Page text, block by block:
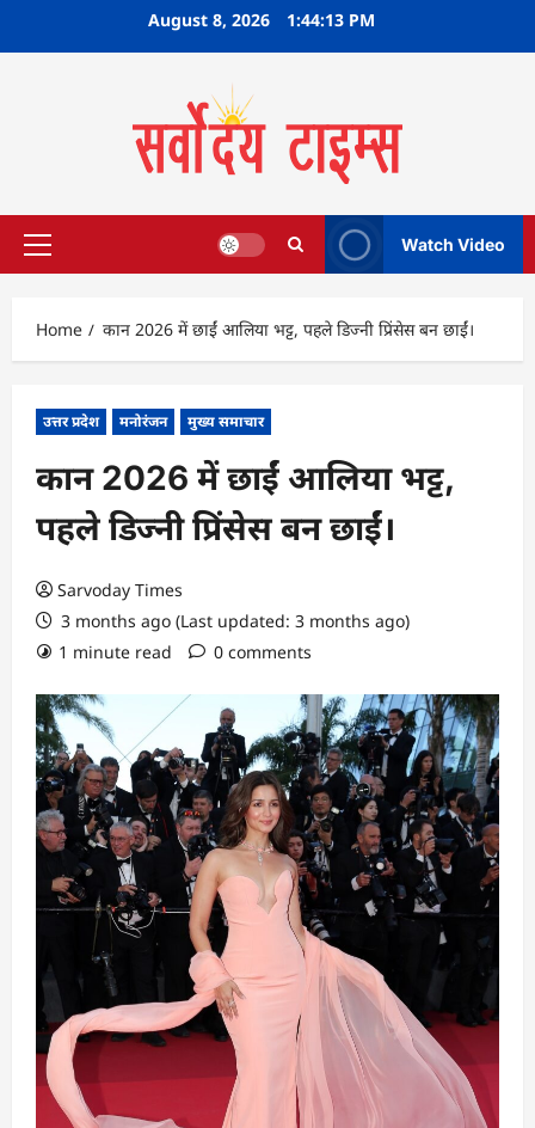
August 8, 2026 1:44:14 PM
Primary
Watch Video
Home कान 2026 में छाईं आलिया भट्ट, पहले डिज्नी प्रिंसेस बन छाईं।
उत्तर प्रदेश मनोरंजन मुख्य समाचार
कान 2026 में छाईं आलिया भट्ट,
पहले डिज्नी प्रिंसेस बन छाईं।
Sarvoday Times
3 months ago (Last updated: 3 months ago)
1 minute read
0 comments